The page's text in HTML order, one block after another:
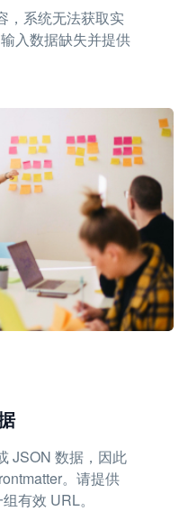
，系统无法获取实
入数据缺失并提供
JSON 数据，因此
。请提供
有效 URL。